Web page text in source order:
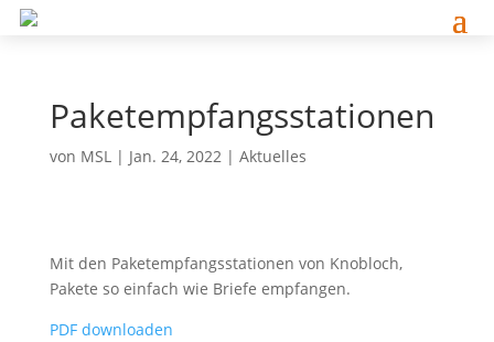
Paketempfangsstationen
von MSL| Jan. 24, 2022| Aktuelles
Mit den Paketempfangsstationen von Knobloch,
Pakete so einfach wie Briefe empfangen.
PDF downloaden